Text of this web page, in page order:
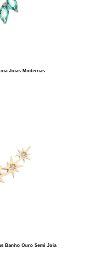
Joias Modernas
Banho Ouro Semi Joia